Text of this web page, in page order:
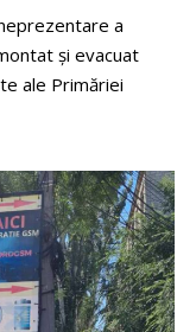
a
și evacuat
ale Primăriei